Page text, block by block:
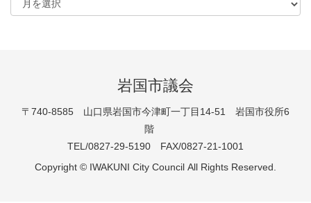
岩国市議会
〒740-8585 山口県岩国市今津町一丁目14-51 岩国市役所6
階
TEL/0827-29-5190 FAX/0827-21-1001
Copyright © IWAKUNI City Council All Rights Reserved.